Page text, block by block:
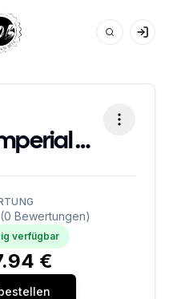
Own Beer
Wanderlust Imperial Stout
(0 Bewertungen)
verfügbar
€